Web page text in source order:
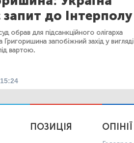
запит до Інтерполу
обрав для підсанкційного олігарха
Григоришина запобіжний захід у вигляді
вартою.
ПОЗИЦІЯ ОПІНІЇ